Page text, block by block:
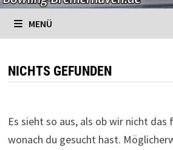
MENÜ
NICHTS GEFUNDEN
Es sieht so aus, als ob wir nicht
wonach du gesucht hast.